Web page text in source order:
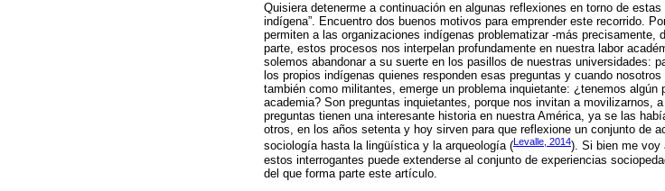
Quisiera detenerme a continuación en algunas reflexiones en torno de
indígena”. Encuentro dos buenos motivos para emprender este recorrido.
permiten a las organizaciones indígenas problematizar -más
parte, estos procesos nos interpelan profundamente en nuestra labor
solemos abandonar a su suerte en los pasillos de nuestras universidades:
los propios indígenas quienes responden esas preguntas y cuando
también como militantes, emerge un problema inquietante: ¿tenemos
academia? Son preguntas inquietantes, porque nos invitan a movilizarnos,
preguntas tienen una interesante historia en nuestra América, ya se las
otros, en los años setenta y hoy sirven para que reflexione un conjunto de
sociología hasta la lingüística y la arqueología ( Levalle, 2014). Si bien me voy
estos interrogantes puede extenderse al conjunto de experiencias
del que forma parte este artículo.